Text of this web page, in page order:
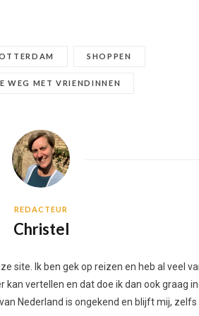
SHOPPEN
WEG MET VRIENDINNEN
REDACTEUR
Christel
site. Ik ben gek op reizen en heb al veel
vertellen en dat doe ik dan ook graag
Nederland is ongekend en blijft mij, zelfs